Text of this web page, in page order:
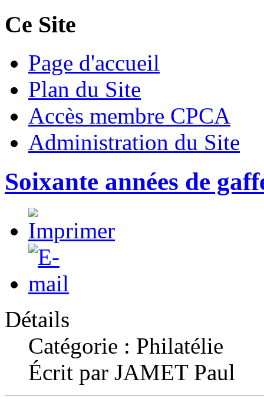
Ce Site
Page d'accueil
Plan du Site
Accès membre CPCA
Administration du Site
Soixante années de
Détails
Catégorie : Philatélie
Écrit par JAMET Paul